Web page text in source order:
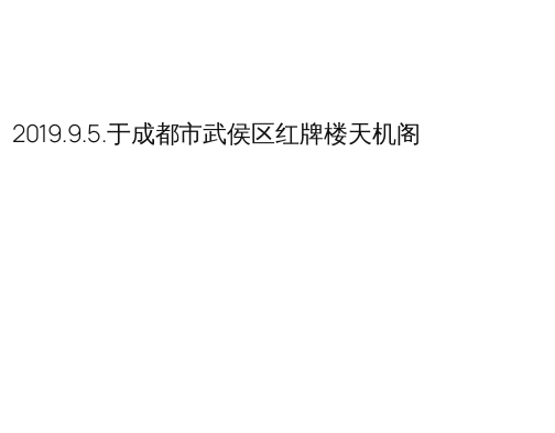
2019.9.5.于成都市武侯区红牌楼天机阁